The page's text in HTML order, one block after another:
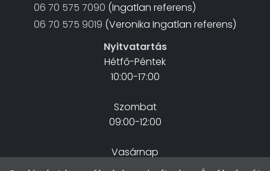
06 70 575 7090 (Ingatlan referens)
06 70 575 9019 (Veronika Ingatlan referens)
Nyitvatartás
Hétfő-Péntek
10:00-17:00
Szombat
09:00-12:00
Vasárnap
Zárva